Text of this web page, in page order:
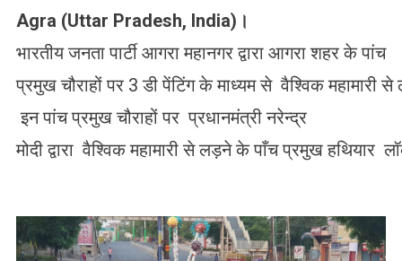
Agra (Uttar Pradesh, India) ।
भारतीय जनता पार्टी आगरा महानगर द्वारा आगरा शहर के पांच
प्रमुख चौराहों पर 3 डी पेंटिंग के माध्यम से वैश्विक
इन पांच प्रमुख चौराहों पर प्रधानमंत्री नरेन्द्र
मोदी द्वारा वैश्विक महामारी से लड़ने के पाँच प्रमुख हथियार